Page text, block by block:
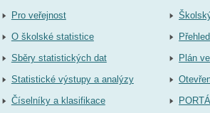
Pro veřejnost
O školské statistice
Sběry statistických dat
Statistické výstupy a analýzy
Číselníky a klasifikace
Plán